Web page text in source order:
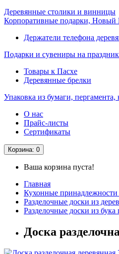
Деревянные столики и винницы
Корпоративные подарки, Новый
Держатели телефона
Подарки и сувениры на
Товары к Пасхе
Деревянные брелки
Упаковка из бумаги, пергамента,
О нас
Прайс-листы
Сертификаты
Корзина: 0
Ваша корзина пуста!
Главная
Кухонные принадлежности
Разделочные доски из
Разделочные доски из
Доска